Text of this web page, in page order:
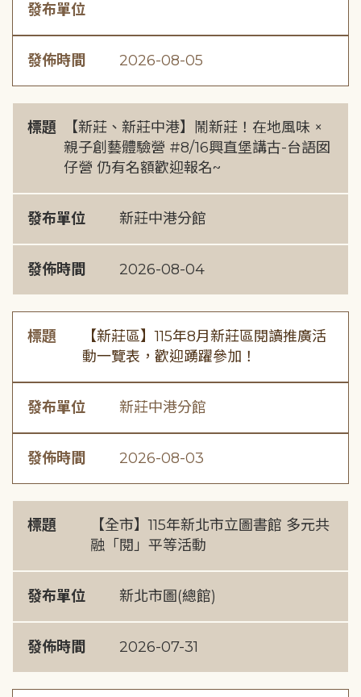
發布單位
發佈時間 2026-08-05
標題
【新莊、新莊中港】鬧新莊！在地風味 ×
親子創藝體驗營 #8/16興直堡講古-台語囡
仔營 仍有名額歡迎報名~
發布單位 新莊中港分館
發佈時間 2026-08-04
標題
【新莊區】115年8月新莊區閱讀推廣活
動一覽表，歡迎踴躍參加！
發布單位 新莊中港分館
發佈時間 2026-08-03
標題
【全市】115年新北市立圖書館 多元共
融「閱」平等活動
發布單位 新北市圖(總館)
發佈時間 2026-07-31